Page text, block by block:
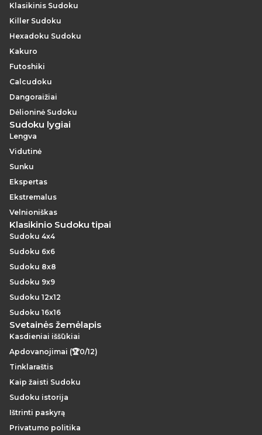
Klasikinis Sudoku
Killer Sudoku
Hexadoku Sudoku
Kakuro
Futoshiki
Calcudoku
Dangoraižiai
Dėlioninė Sudoku
Sudoku lygiai
Lengva
Vidutinė
Sunku
Ekspertas
Ekstremalus
Velnioniškas
Klasikinio Sudoku tipai
Sudoku 4x4
Sudoku 6x6
Sudoku 8x8
Sudoku 9x9
Sudoku 12x12
Sudoku 16x16
Svetainės žemėlapis
Kasdieniai iššūkiai
Apdovanojimai (🏆0/12)
Tinklaraštis
Kaip žaisti Sudoku
Sudoku istorija
Ištrinti paskyrą
Privatumo politika